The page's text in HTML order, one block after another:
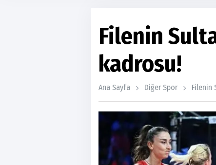
Filenin
kadrosu!
Ana Sayfa Diğer Spor Filenin